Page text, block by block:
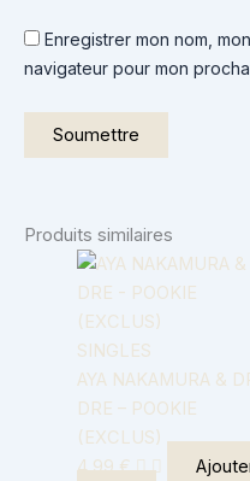
Enregistrer mon nom,
navigateur pour mon
Produits similaires
SINGLES
AYA NAKAMURA &
DRE – POOKIE
(EXCLUS)
4,99€